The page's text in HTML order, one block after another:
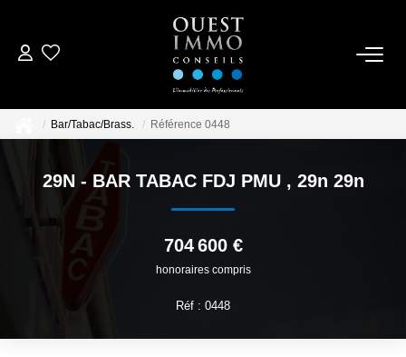
ACCUEIL
ESTIMER
CONTACTEZ-NOUS
Bar/Tabac/Brass. Référence 0448
29N - BAR TABAC FDJ PMU , 29n 29n
704 600 €
honoraires compris
Réf : 0448